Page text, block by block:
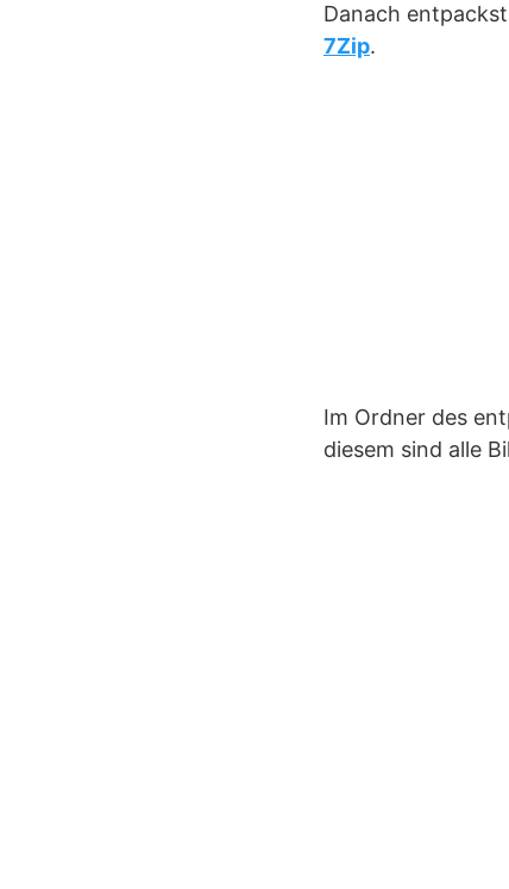
Danach
7Zip.
Im Ordner des
diesem sind alle